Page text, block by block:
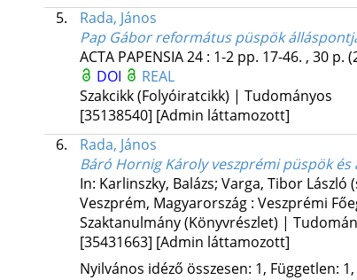
5.
Rada, János
Pap Gábor református püspök
ACTA PAPENSIA24: 1-2 pp. 17-46. , 30 p.
DOI
REAL
Szakcikk (Folyóiratcikk) | Tudományos
[35138540] [Admin láttamozott]
6.
Rada, János
Báró Hornig Károly veszprémi püspök és
In: Karlinszky, Balázs; Varga, Tibor László
Veszprém, Magyarország : Veszprémi
Szaktanulmány (Könyvrészlet) |
[35431663] [Admin láttamozott]
Nyilvános idéző összesen: 1, Független: